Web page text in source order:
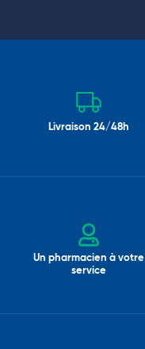
Livraison 24/48h
Un pharmacien à votre
service